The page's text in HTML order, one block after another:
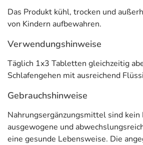
Das Produkt kühl, trocken und
von Kindern aufbewahren.
Verwendungshinweise
Täglich 1x3 Tabletten gleichzeitig
Schlafengehen mit ausreichend
Gebrauchshinweise
Nahrungsergänzungsmittel sind kein
ausgewogene und
eine gesunde Lebensweise. Die